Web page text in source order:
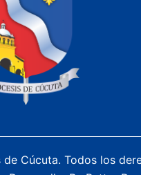
Cúcuta. Todos los